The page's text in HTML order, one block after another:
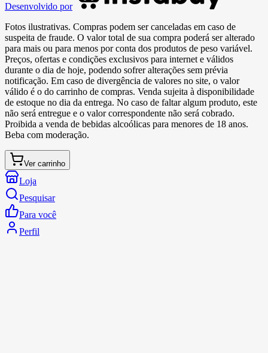
Desenvolvido por
Fotos ilustrativas. Compras podem ser canceladas em caso de
suspeita de fraude. O valor total de sua compra poderá ser alterado
para mais ou para menos por conta dos produtos de peso variável.
Preços, ofertas e condições exclusivos para internet e válidos
durante o dia de hoje, podendo sofrer alterações sem prévia
notificação. Em caso de divergência de valores no site, o valor
válido é o do carrinho de compras. Venda sujeita à disponibilidade
de estoque no dia da entrega. No caso de faltar algum produto, este
não será entregue e o valor correspondente não será cobrado.
Proibida a venda de bebidas alcoólicas para menores de 18 anos.
Beba com moderação.
Ver carrinho
Loja
Pesquisar
Para você
Perfil